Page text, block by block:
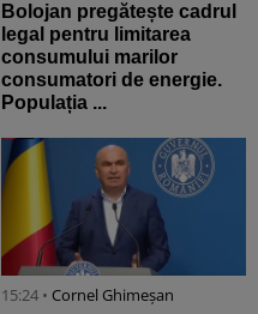
Bolojan pregătește cadrul
legal pentru limitarea
consumului marilor
consumatori de energie.
Populația ...
15:24 • Cornel Ghimeșan